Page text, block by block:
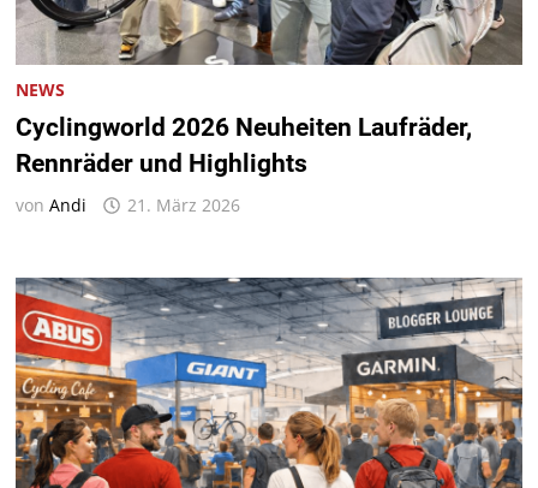
NEWS
Cyclingworld 2026 Neuheiten Laufräder,
Rennräder und Highlights
vonAndi 21. März 2026